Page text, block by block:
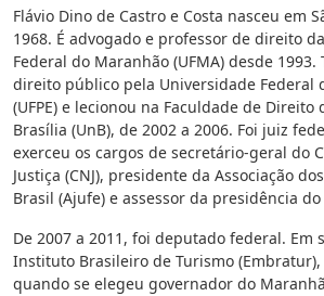
Flávio Dino de Castro e Costa nasceu em
1968. É advogado e professor de direito
Federal do Maranhão (UFMA) desde 1993.
direito público pela Universidade Federal
(UFPE) e lecionou na Faculdade de
Brasília (UnB), de 2002 a 2006. Foi juiz
exerceu os cargos de secretário‐geral do
Justiça (CNJ), presidente da Associação
Brasil (Ajufe) e assessor da presidência
De 2007 a 2011, foi deputado federal. Em
Instituto Brasileiro de Turismo (Embratur),
quando se elegeu governador do